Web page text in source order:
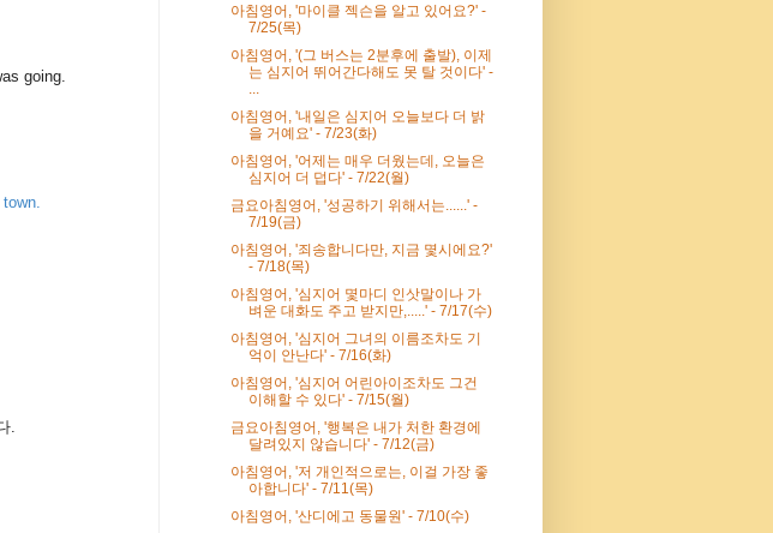
going.
.
아침영어, '마이클 젝슨을 알고 있어요?' -
7/25(목)
아침영어, '(그 버스는 2분후에 출발), 이제
는 심지어 뛰어간다해도 못 탈 것이다' -
아침영어, '내일은 심지어 오늘보다 더 밝
을 거예요' - 7/23(화)
아침영어, '어제는 매우 더웠는데, 오늘은
심지어 더 덥다' - 7/22(월)
금요아침영어, '성공하기 위해서는......' -
7/19(금)
아침영어, '죄송합니다만, 지금 몇시에요?'
- 7/18(목)
아침영어, '심지어 몇마디 인삿말이나 가
벼운 대화도 주고 받지만,.....' - 7/17(수)
아침영어, '심지어 그녀의 이름조차도 기
억이 안난다' - 7/16(화)
아침영어, '심지어 어린아이조차도 그건
이해할 수 있다' - 7/15(월)
금요아침영어, '행복은 내가 처한 환경에
달려있지 않습니다' - 7/12(금)
아침영어, '저 개인적으로는, 이걸 가장 좋
아합니다' - 7/11(목)
아침영어, '산디에고 동물원' - 7/10(수)